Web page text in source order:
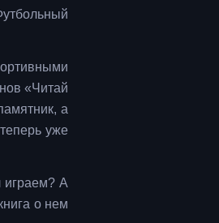
«Читай
а
уже
играем? А
о нем